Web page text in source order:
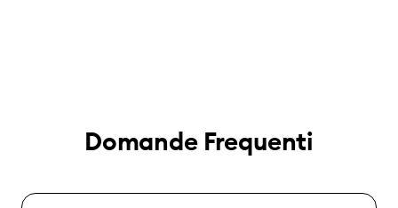
Domande Frequenti